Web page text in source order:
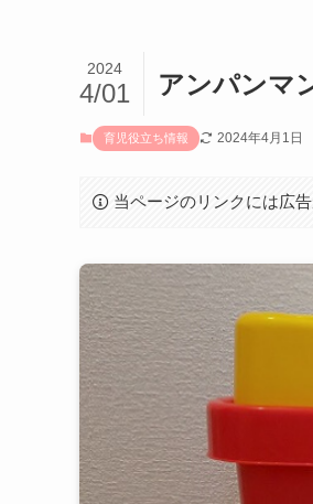
アンパンマ
2024
4/01
育児役立ち情報 2024年4月1日
当ページのリンクには広